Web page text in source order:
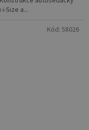
Size a...
Kód: 58026